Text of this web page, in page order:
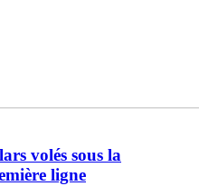
volés sous la
ligne